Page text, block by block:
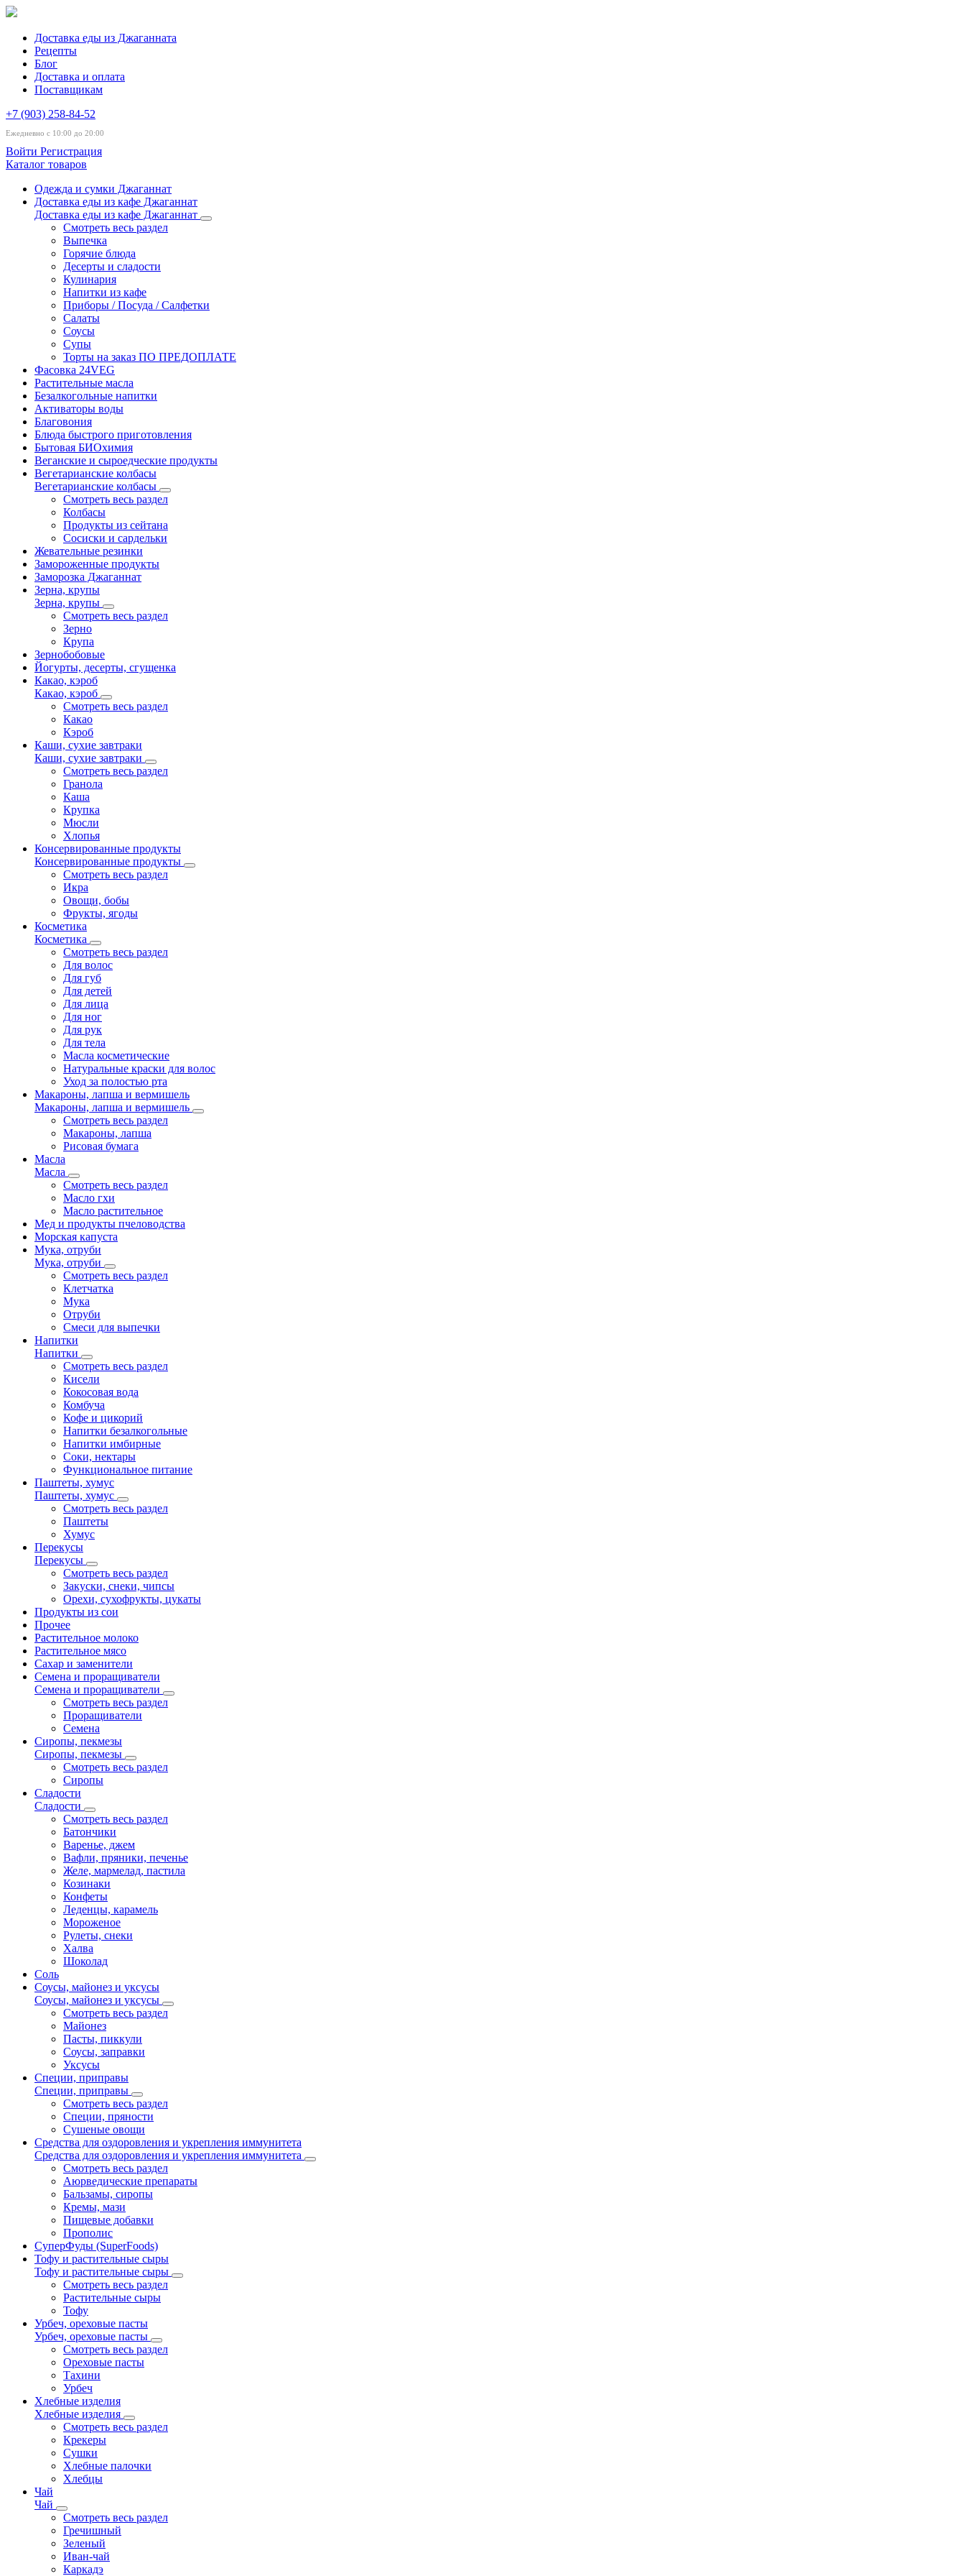
Доставка еды из Джаганната
Рецепты
Блог
Доставка и оплата
Поставщикам
+7 (903) 258-84-52
Ежедневно с 10:00 до 20:00
Войти Регистрация
Каталог товаров
Одежда и сумки Джаганнат
Доставка еды из кафе Джаганнат
Доставка еды из кафе Джаганнат
Смотреть весь раздел
Выпечка
Горячие блюда
Десерты и сладости
Кулинария
Напитки из кафе
Приборы / Посуда / Салфетки
Салаты
Соусы
Супы
Торты на заказ ПО ПРЕДОПЛАТЕ
Фасовка 24VEG
Растительные масла
Безалкогольные напитки
Активаторы воды
Благовония
Блюда быстрого приготовления
Бытовая БИОхимия
Веганские и сыроедческие продукты
Вегетарианские колбасы
Вегетарианские колбасы
Смотреть весь раздел
Колбасы
Продукты из сейтана
Сосиски и сардельки
Жевательные резинки
Замороженные продукты
Заморозка Джаганнат
Зерна, крупы
Зерна, крупы
Смотреть весь раздел
Зерно
Крупа
Зернобобовые
Йогурты, десерты, сгущенка
Какао, кэроб
Какао, кэроб
Смотреть весь раздел
Какао
Кэроб
Каши, сухие завтраки
Каши, сухие завтраки
Смотреть весь раздел
Гранола
Каша
Крупка
Мюсли
Хлопья
Консервированные продукты
Консервированные продукты
Смотреть весь раздел
Икра
Овощи, бобы
Фрукты, ягоды
Косметика
Косметика
Смотреть весь раздел
Для волос
Для губ
Для детей
Для лица
Для ног
Для рук
Для тела
Масла косметические
Натуральные краски для волос
Уход за полостью рта
Макароны, лапша и вермишель
Макароны, лапша и вермишель
Смотреть весь раздел
Макароны, лапша
Рисовая бумага
Масла
Масла
Смотреть весь раздел
Масло гхи
Масло растительное
Мед и продукты пчеловодства
Морская капуста
Мука, отруби
Мука, отруби
Смотреть весь раздел
Клетчатка
Мука
Отруби
Смеси для выпечки
Напитки
Напитки
Смотреть весь раздел
Кисели
Кокосовая вода
Комбуча
Кофе и цикорий
Напитки безалкогольные
Напитки имбирные
Соки, нектары
Функциональное питание
Паштеты, хумус
Паштеты, хумус
Смотреть весь раздел
Паштеты
Хумус
Перекусы
Перекусы
Смотреть весь раздел
Закуски, снеки, чипсы
Орехи, сухофрукты, цукаты
Продукты из сои
Прочее
Растительное молоко
Растительное мясо
Сахар и заменители
Семена и проращиватели
Семена и проращиватели
Смотреть весь раздел
Проращиватели
Семена
Сиропы, пекмезы
Сиропы, пекмезы
Смотреть весь раздел
Сиропы
Сладости
Сладости
Смотреть весь раздел
Батончики
Варенье, джем
Вафли, пряники, печенье
Желе, мармелад, пастила
Козинаки
Конфеты
Леденцы, карамель
Мороженое
Рулеты, снеки
Халва
Шоколад
Соль
Соусы, майонез и уксусы
Соусы, майонез и уксусы
Смотреть весь раздел
Майонез
Пасты, пиккули
Соусы, заправки
Уксусы
Специи, приправы
Специи, приправы
Смотреть весь раздел
Специи, пряности
Сушеные овощи
Средства для оздоровления и укрепления иммунитета
Средства для оздоровления и укрепления иммунитета
Смотреть весь раздел
Аюрведические препараты
Бальзамы, сиропы
Кремы, мази
Пищевые добавки
Прополис
СуперФуды (SuperFoods)
Тофу и растительные сыры
Тофу и растительные сыры
Смотреть весь раздел
Растительные сыры
Тофу
Урбеч, ореховые пасты
Урбеч, ореховые пасты
Смотреть весь раздел
Ореховые пасты
Тахини
Урбеч
Хлебные изделия
Хлебные изделия
Смотреть весь раздел
Крекеры
Сушки
Хлебные палочки
Хлебцы
Чай
Чай
Смотреть весь раздел
Гречишный
Зеленый
Иван-чай
Каркадэ